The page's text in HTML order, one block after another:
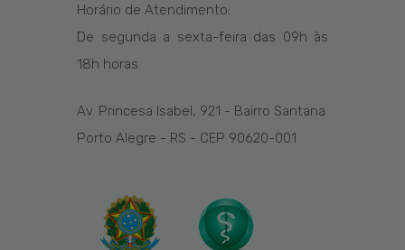
Horário de Atendimento:
De segunda a sexta-feira das 09h às
18h horas
Av. Princesa Isabel, 921 - Bairro Santana
Porto Alegre - RS - CEP 90620-001